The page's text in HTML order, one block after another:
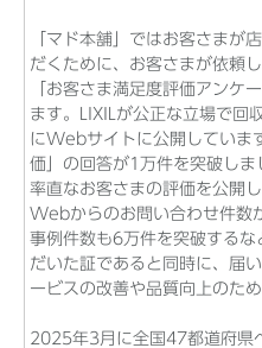
「マド本舗」ではお客さまが
だくために、お客さまが依頼
「お客さま満足度評価アンケ
ます。LIXILが公正な立場で回
にWebサイトに公開していま
価」の回答が1万件を突破しま
率直なお客さまの評価を公開
Webからのお問い合わせ件数
事例件数も6万件を突破する
だいた証であると同時に、届
ービスの改善や品質向上のた
2025年3月に全国47都道府県